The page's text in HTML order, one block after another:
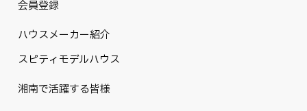
会員登録
ハウスメーカー紹介
スピティモデルハウス
湘南で活躍する皆様